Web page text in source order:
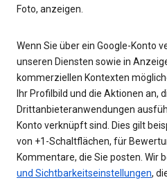
Foto, anzeigen.
Wenn Sie über ein Google-Konto
unseren Diensten sowie in
kommerziellen Kontexten
Ihr Profilbild und die Aktionen an,
Drittanbieteranwendungen
Konto verknüpft sind. Dies gilt
von +1-Schaltflächen, für
Kommentare, die Sie posten. Wir
und Sichtbarkeitseinstellungen,